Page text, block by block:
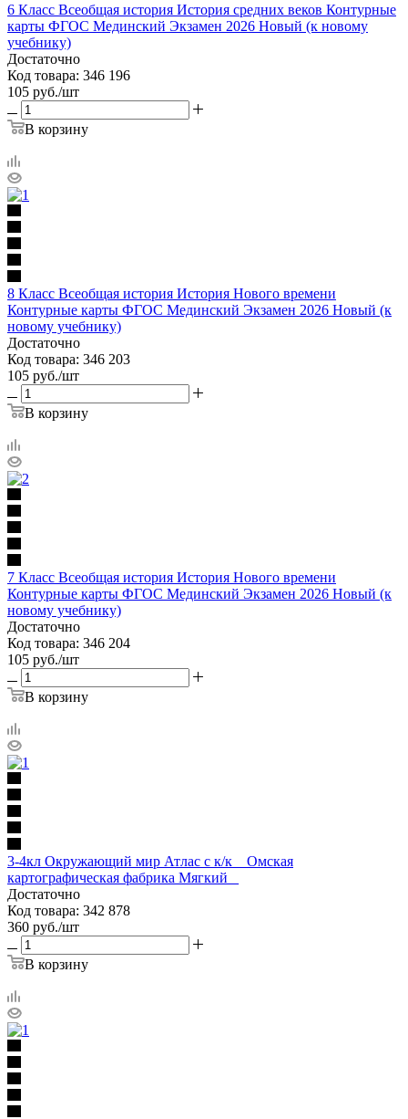
6 Класс Всеобщая история История средних веков Контурные
карты ФГОС Мединский Экзамен 2026 Новый (к новому
учебнику)
Достаточно
Код товара: 346 196
105 руб./шт
В корзину
8 Класс Всеобщая история История Нового времени
Контурные карты ФГОС Мединский Экзамен 2026 Новый (к
новому учебнику)
Достаточно
Код товара: 346 203
105 руб./шт
В корзину
7 Класс Всеобщая история История Нового времени
Контурные карты ФГОС Мединский Экзамен 2026 Новый (к
новому учебнику)
Достаточно
Код товара: 346 204
105 руб./шт
В корзину
3-4кл Окружающий мир Атлас с к/к _ Омская
картографическая фабрика Мягкий _
Достаточно
Код товара: 342 878
360 руб./шт
В корзину